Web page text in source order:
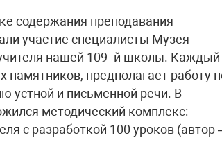
содержания преподавания
участие специалисты Музея
нашей 109- й школы. Каждый
памятников, предполагает работу
устной и письменной речи. В
методический комплекс:
с разработкой 100 уроков (автор